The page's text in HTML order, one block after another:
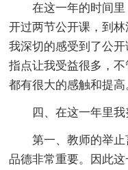
在这一年的时间
开过两节公开课，到
我深切的感受到了公
指点让我受益很多，
都有很大的感触和提高
四、在这一年里
第一、教师的举
品德非常重要。因此